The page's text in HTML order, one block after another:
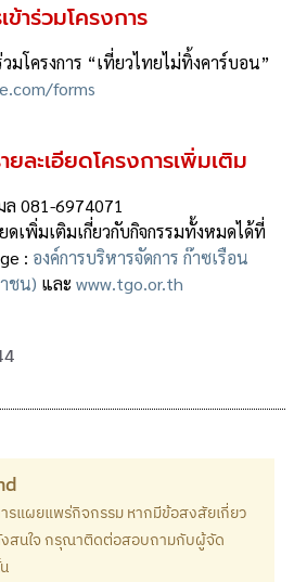
าร่วมโครงการ
โครงการ “เที่ยวไทยไม่ทิ้งคาร์บอน”
forms
ละเอียดโครงการเพิ่มเติม
081-6974071
ดเพิ่มเติมเกี่ยวกับกิจกรรมทั้งหมดได้ที่
: องค์การบริหารจัดการ ก๊าซเรือน
ชน) และ www.tgo.or.th
รแผยแพร่กิจกรรม หากมีข้อสงสัยเกี่ยว
สนใจ กรุณาติดต่อสอบถามกับผู้จัด